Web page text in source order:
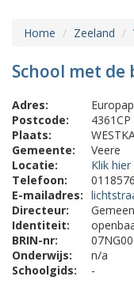
Home Zeeland
School met
Adres:
Postcode:
4361CP
Plaats:
Gemeente:
Veere
Locatie:
Klik hier
Telefoon:
E-mailadres:
Directeur:
Identiteit:
BRIN-nr:
07NG00
Onderwijs:
n/a
Schoolgids:
-